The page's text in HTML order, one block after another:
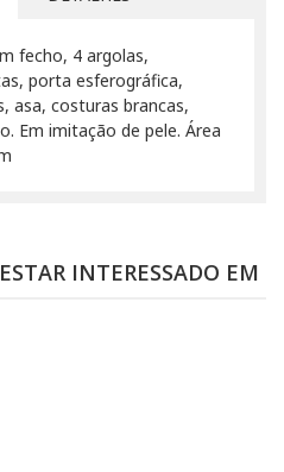
fecho, 4 argolas,
porta esferográfica,
asa, costuras brancas,
Em imitação de pele. Área
INTERESSADO EM